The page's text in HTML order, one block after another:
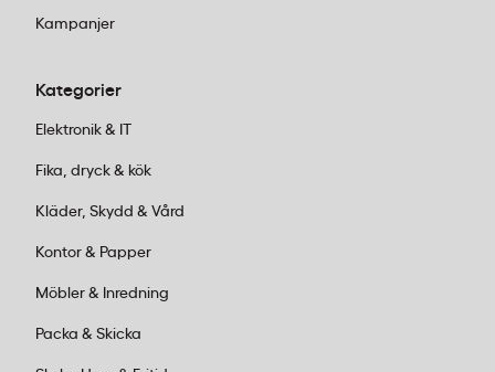
Kampanjer
Kategorier
Elektronik & IT
Fika, dryck & kök
Kläder, Skydd & Vård
Kontor & Papper
Möbler & Inredning
Packa & Skicka